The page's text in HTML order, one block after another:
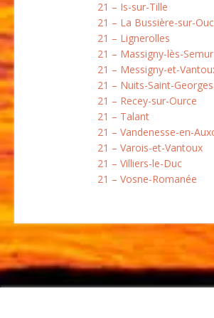
21 – Is-sur-Tille
21 – La Bussière-sur-
21 – Lignerolles
21 – Massigny-lès-Semur
21 – Messigny-et-
21 – Nuits-Saint-Georges
21 – Recey-sur-Ource
21 – Talant
21 – Vandenesse-en-
21 – Varois-et-Vantoux
21 – Villiers-le-Duc
21 – Vosne-Romanée